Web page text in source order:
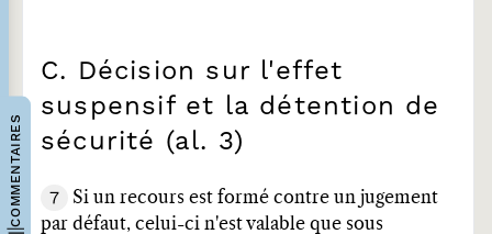
COMMENTAIRES
C. Décision sur l'effet
suspensif et la détention de
sécurité (al. 3)
7
Si un recours est formé contre un jugement
par défaut, celui-ci n'est valable que sous